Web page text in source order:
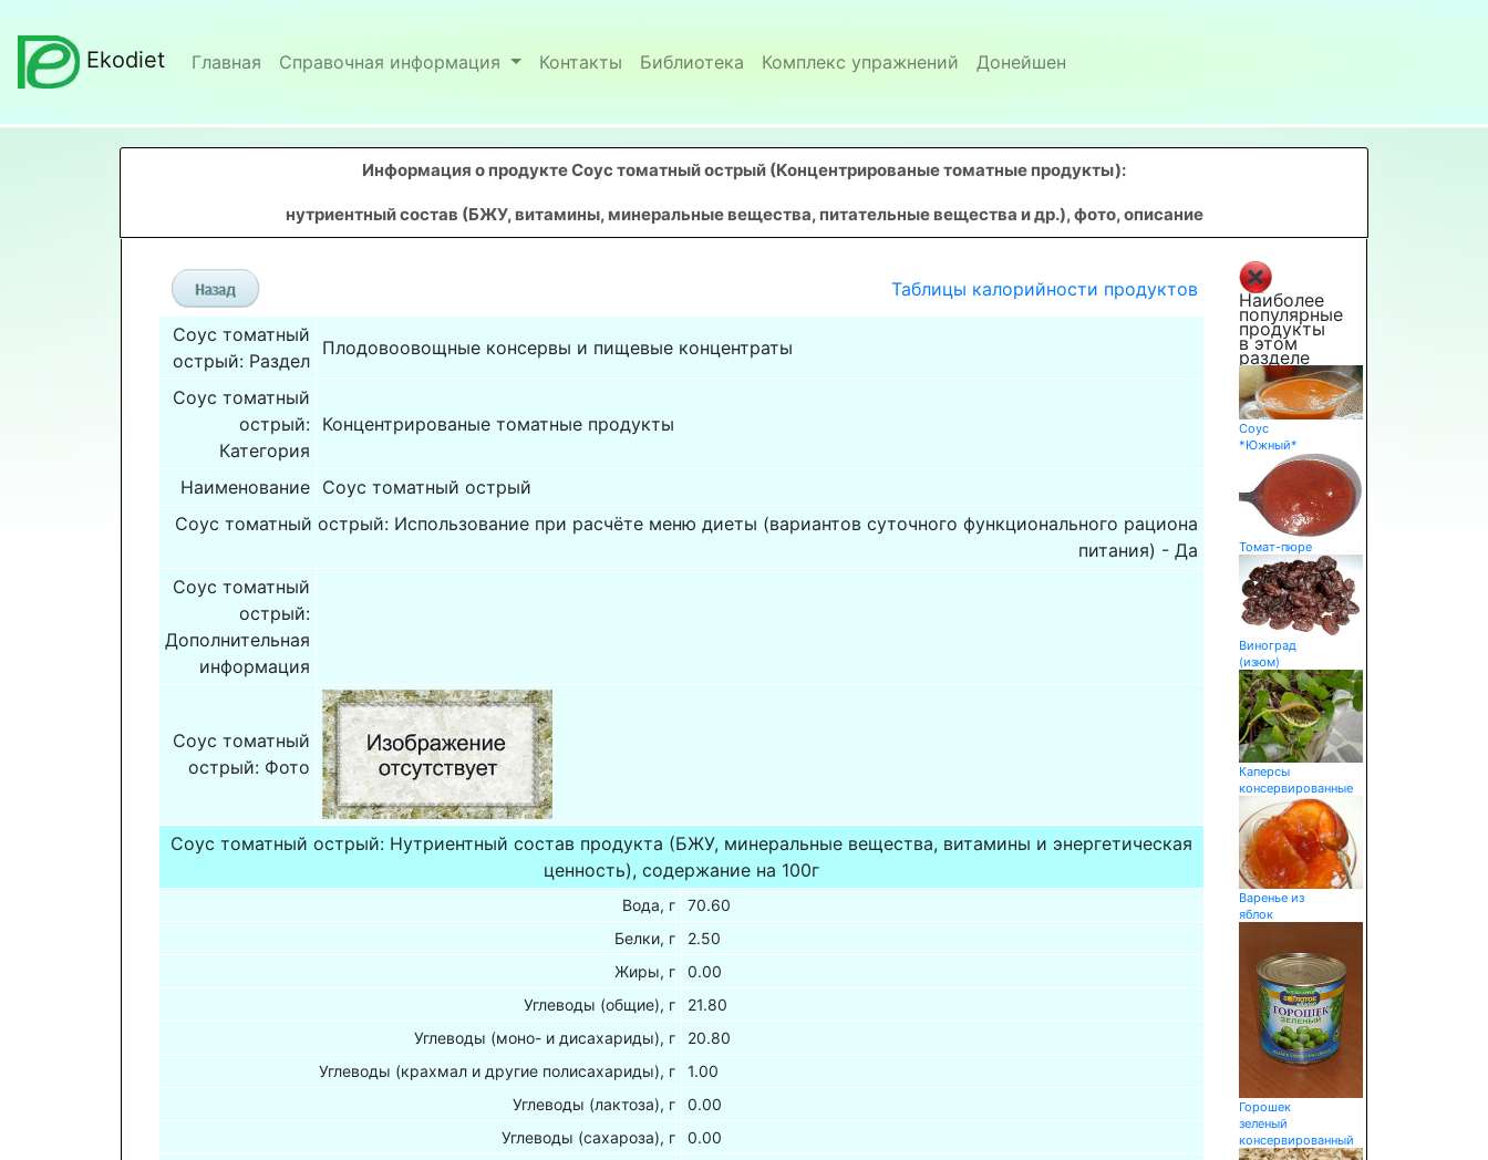
Ekodiet Главная Справочная информация Контакты Библиотека Комплекс упражнений Донейшен
Информация о продукте Соус томатный острый (Концентрированые томатные продукты):
нутриентный состав (БЖУ, витамины, минеральные вещества, питательные вещества и др.), фото, описание
Таблицы калорийности продуктов
Соус томатный
острый: Раздел
Плодовоовощные консервы и пищевые концентраты
Соус томатный
острый:
Категория
Концентрированые томатные продукты
Наименование Соус томатный острый
Соус томатный острый: Использование при расчёте меню диеты (вариантов суточного функционального рациона
питания) - Да
Соус томатный
острый:
Дополнительная
информация
Соус томатный
острый: Фото
Соус томатный острый: Нутриентный состав продукта (БЖУ, минеральные вещества, витамины и энергетическая
ценность), содержание на 100г
Вода, г
70.60
Белки, г
2.50
Жиры, г
0.00
Углеводы (общие), г
21.80
Углеводы (моно- и дисахариды), г
20.80
Углеводы (крахмал и другие полисахариды), г
1.00
Углеводы (лактоза), г
0.00
Углеводы (сахароза), г
0.00
Наиболее
популярные
продукты
в этом
разделе
Соус
*Южный*
Томат-пюре
Виноград
(изюм)
Каперсы
консервированные
Варенье из
яблок
Горошек
зеленый
консервированный